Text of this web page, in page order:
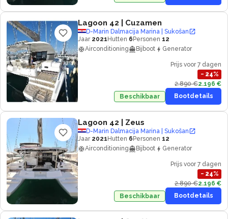
Lagoon 42 | Cuzamen
D-Marin Dalmacija Marina | Sukošan
Jaar 2021 Hutten 6 Personen 12
Airconditioning
Bijboot Generator
Prijs voor 7 dagen
− 24%
2.890 €2.196 €
Beschikbaar
Bootdetails
Lagoon 42 | Zeus
D-Marin Dalmacija Marina | Sukošan
Jaar 2021 Hutten 6 Personen 12
Airconditioning
Bijboot Generator
Prijs voor 7 dagen
− 24%
2.890 €2.196 €
Beschikbaar
Bootdetails